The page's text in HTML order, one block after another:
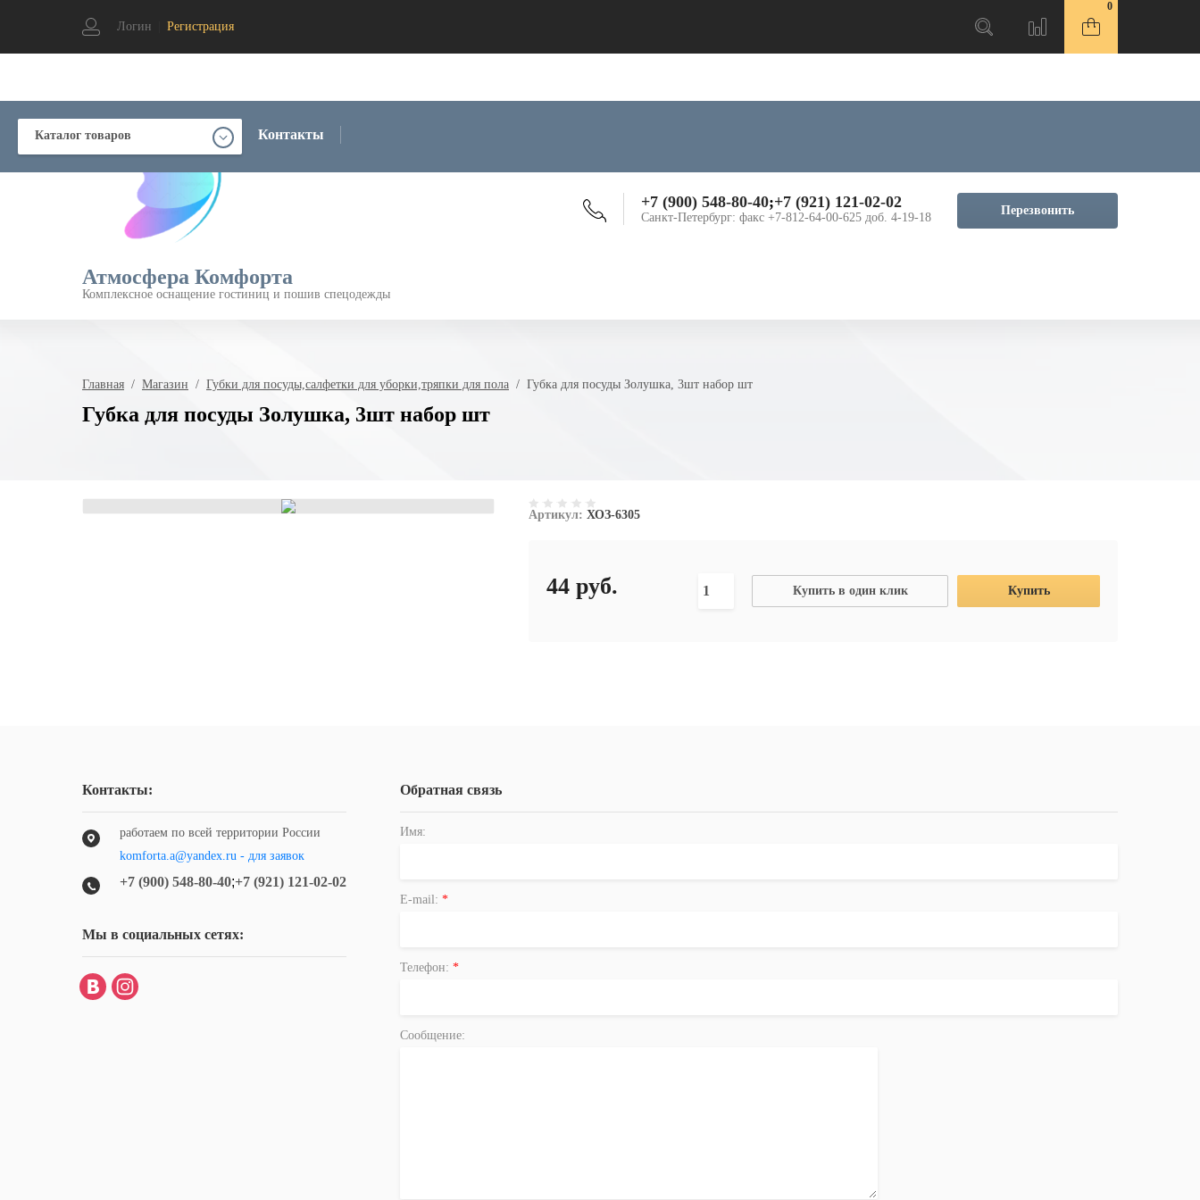
Логин Регистрация
0
Атмосфера Комфорта
Комплексное оснащение гостиниц и пошив спецодежды
+7 (900) 548-80-40;+7 (921) 121-02-02
Санкт-Петербург: факс +7-812-64-00-625 доб. 4-19-18
Перезвонить
Главная
  /
Магазин
  /
Губки для посуды,салфетки для уборки,тряпки для пола
  /  Губка для посуды Золушка, 3шт набор шт
Губка для посуды Золушка, 3шт набор шт
Каталог товаров Контакты
Артикул: ХОЗ-6305
44 руб. Купить в один клик Купить
Контакты:
работаем по всей территории России
komforta.a@yandex.ru - для заявок
+7 (900) 548-80-40;+7 (921) 121-02-02
Мы в социальных сетях:
Обратная связь
Имя:
E-mail: *
Телефон: *
Сообщение: